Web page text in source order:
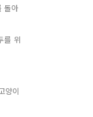
돌아
를 위
양이